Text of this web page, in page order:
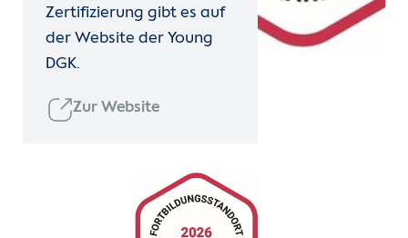
Zertifizierung gibt es auf
der Website der Young
DGK.
Zur Website